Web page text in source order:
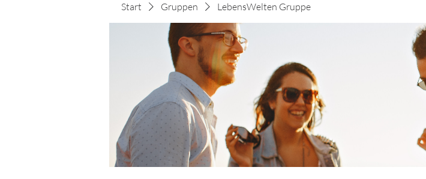
Start Gruppen LebensWelten Gruppe